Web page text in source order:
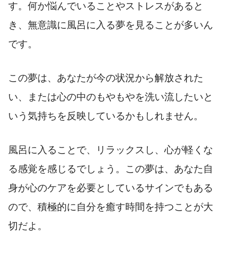
す。何か悩んでいることやストレスがあると
き、無意識に風呂に入る夢を見ることが多いん
です。
この夢は、あなたが今の状況から解放された
い、または心の中のもやもやを洗い流したいと
いう気持ちを反映しているかもしれません。
風呂に入ることで、リラックスし、心が軽くな
る感覚を感じるでしょう。この夢は、あなた自
身が心のケアを必要としているサインでもある
ので、積極的に自分を癒す時間を持つことが大
切だよ。